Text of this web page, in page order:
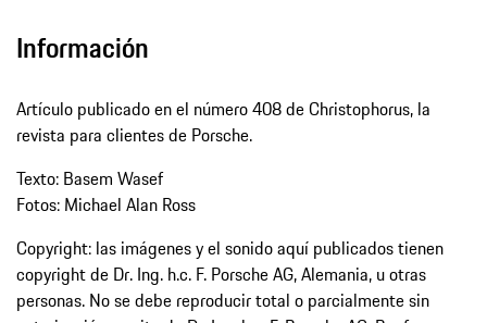
Información
Artículo publicado en el número 408 de Christophorus, la
revista para clientes de Porsche.
Texto: Basem Wasef
Fotos: Michael Alan Ross
Copyright: las imágenes y el sonido aquí publicados tienen
copyright de Dr. Ing. h.c. F. Porsche AG, Alemania, u otras
personas. No se debe reproducir total o parcialmente sin